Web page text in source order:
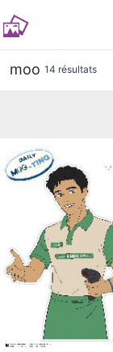
moo 14 résultats